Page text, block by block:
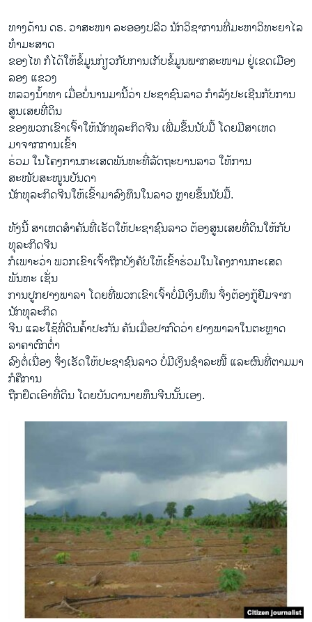
ທາງດ້ານ ດຣ. ວາສະໜາ ລະອອງປລີວ ນັກວິຊາການທີ່ມະຫາວິທະຍາໄລ
ທຳມະສາດ
ຂອງໄທ ກໍໄດ້ໃຫ້ຂໍ້ມູນກ່ຽວກັບການເກັບຂໍ້ມູນພາກສະໜາມ ຢູ່ເຂດເມືອງ
ລອງ ແຂວງ
ຫລວງນ້ຳທາ ເມື່ອບໍ່ນານມານີ້ວ່າ ປະຊາຊົນລາວ ກຳລັງປະເຊີນກັບການ
ສູນເສຍທີ່ດິນ
ຂອງພວກເຂົາເຈົ້າໃຫ້ນັກທຸລະກິດຈີນ ເພີ່ມຂຶ້ນນັບມື້ ໂດຍມີສາເຫດ
ມາຈາກການເຂົ້າ
ຮ່ວມ ໃນໂຄງການກະເສດພັນທະທີ່ລັດຖະບານລາວ ໃຫ້ການ
ສະໜັບສະໜູນບັນດາ
ນັກທຸລະກິດຈີນໃຫ້ເຂົ້າມາລົງທຶນໃນລາວ ຫຼາຍຂຶ້ນນັບມື້.
ທັງນີ້ ສາເຫດສຳຄັນທີ່ເຮັດໃຫ້ປະຊາຊົນລາວ ຕ້ອງສູນເສຍທີ່ດິນໃຫ້ກັບ
ທຸລະກິດຈີນ
ກໍເພາະວ່າ ພວກເຂົາເຈົ້າຖືກບັງຄັບໃຫ້ເຂົ້າຮ່ວມໃນໂຄງການກະເສດ
ພັນທະ ເຊັ່ນ
ການປູກຢາງພາລາ ໂດຍທີ່ພວກເຂົາເຈົ້າບໍ່ມີເງິນທຶນ ຈຶ່ງຕ້ອງກູ້ຢືມຈາກ
ນັກທຸລະກິດ
ຈີນ ແລະໃຊ້ທີ່ດິນຄ້ຳປະກັນ ຄັນເມື່ອປາກົດວ່າ ຢາງພາລາໃນຕະຫຼາດ
ລາຄາຕົກຕ່ຳ
ລົງຕໍ່ເນື່ອງ ຈຶ່ງເຮັດໃຫ້ປະຊາຊົນລາວ ບໍ່ມີເງິນຊຳລະໜີ້ ແລະຜົນທີ່ຕາມມາ
ກໍຄືການ
ຖືກຢຶດເອົາທີ່ດິນ ໂດຍບັນດານາຍທຶນຈີນນັ້ນເອງ.